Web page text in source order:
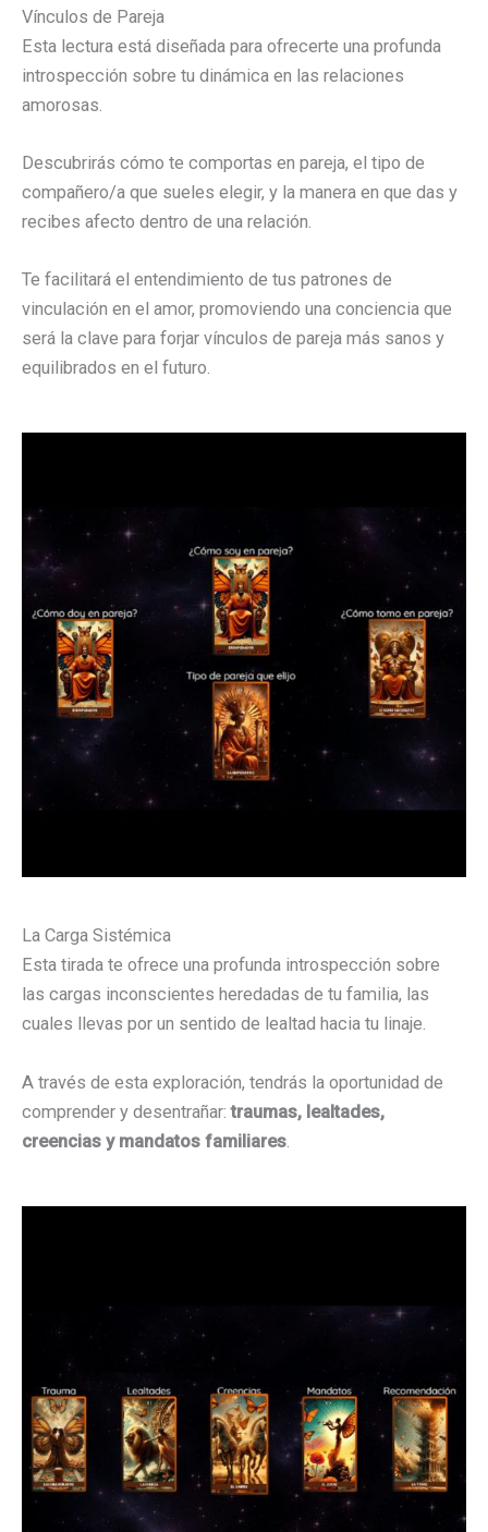
Vínculos de Pareja
Esta lectura está diseñada para ofrecerte una profunda
introspección sobre tu dinámica en las relaciones
amorosas.
Descubrirás cómo te comportas en pareja, el tipo de
compañero/a que sueles elegir, y la manera en que das y
recibes afecto dentro de una relación.
Te facilitará el entendimiento de tus patrones de
vinculación en el amor, promoviendo una conciencia que
será la clave para forjar vínculos de pareja más sanos y
equilibrados en el futuro.
La Carga Sistémica
Esta tirada te ofrece una profunda introspección sobre
las cargas inconscientes heredadas de tu familia, las
cuales llevas por un sentido de lealtad hacia tu linaje.
A través de esta exploración, tendrás la oportunidad de
comprender y desentrañar:traumas, lealtades,
creencias y mandatos familiares